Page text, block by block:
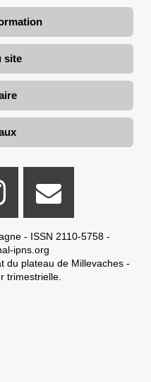
site
- ISSN 2110-5758 -
ipns.org
du plateau de Millevaches -
trimestrielle.